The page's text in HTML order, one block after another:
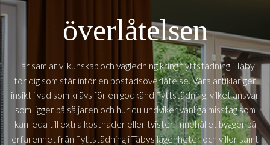
överlåtelsen
Här samlar vi kunskap och vägledning kring flyttstädning iTäby
för dig som står inför en bostadsöverlåtelse. Våra artiklar ger
insikt i vad som krävs för en godkänd flyttstädning, vilket ansvar
som ligger på säljaren och hur du undviker vanliga misstag som
kan leda till extra kostnader eller tvister. Innehållet bygger på
erfarenhet från flyttstädning iTäbyslägenheter och villor samt